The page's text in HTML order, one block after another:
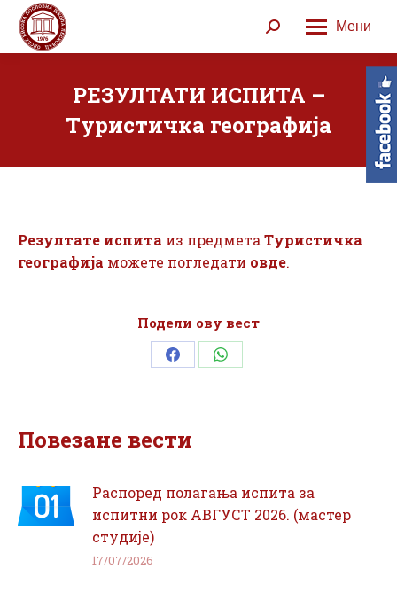
Мени
Search:
РЕЗУЛТАТИ ИСПИТА –
Туристичка географија
Резултате испита из предмета Туристичка
географија можете погледати овде.
Подели ову вест
Share Share
Повезане вести
Распоред полагања испита за
испитни рок АВГУСТ 2026. (мастер
студије)
17/07/2026